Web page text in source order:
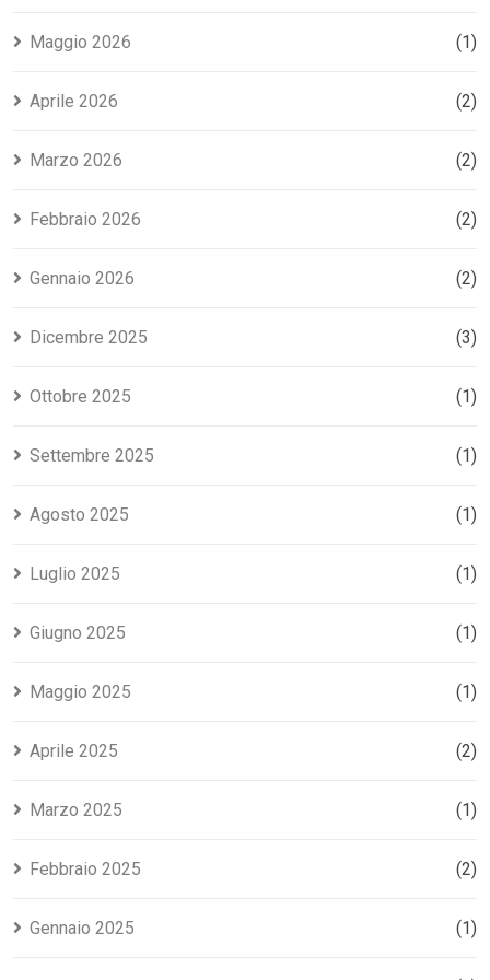
Maggio 2026 (1)
Aprile 2026 (2)
Marzo 2026 (2)
Febbraio 2026 (2)
Gennaio 2026 (2)
Dicembre 2025 (3)
Ottobre 2025 (1)
Settembre 2025 (1)
Agosto 2025 (1)
Luglio 2025 (1)
Giugno 2025 (1)
Maggio 2025 (1)
Aprile 2025 (2)
Marzo 2025 (1)
Febbraio 2025 (2)
Gennaio 2025 (1)